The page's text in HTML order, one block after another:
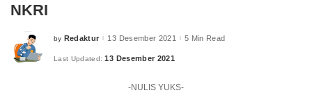
NKRI
Posted
by Redaktur 13 Desember 2021 5 Min Read
Last Updated: 13 Desember 2021
-NULIS YUKS-